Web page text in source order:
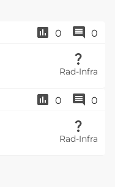
0 0
Rad-Infra
0 0
Rad-Infra